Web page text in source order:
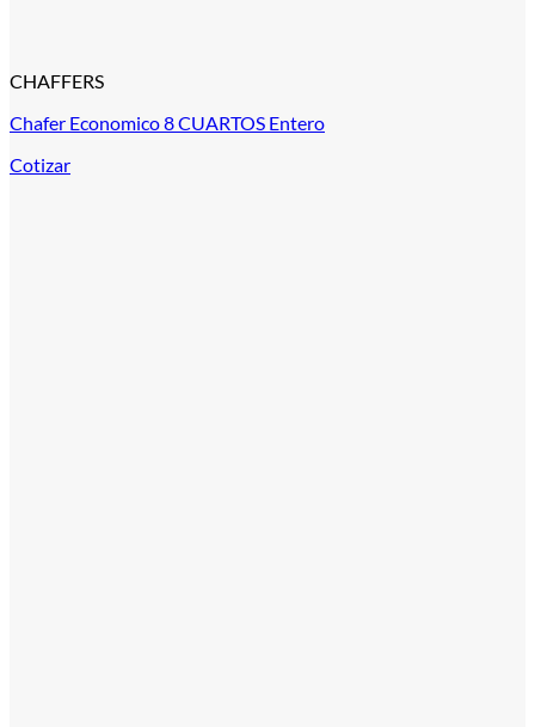
CHAFFERS
Chafer Economico 8 CUARTOS Entero
Cotizar